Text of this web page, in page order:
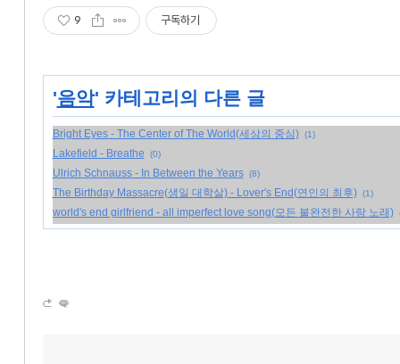
9 구독하기
'음악' 카테고리의 다른 글
Bright Eyes - The Center of The World(세상의 중심) (1)
Lakefield - Breathe (0)
Ulrich Schnauss - In Between the Years (8)
The Birthday Massacre(생일 대학살) - Lover's End(연인의 최후) (1)
world's end girlfriend - all imperfect love song(모든 불완전한 사랑 노래)